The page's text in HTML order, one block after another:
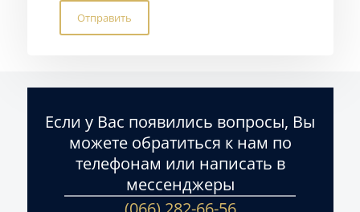
Если у Вас появились вопросы, Вы
можете обратиться к нам по
телефонам или написать в
мессенджеры